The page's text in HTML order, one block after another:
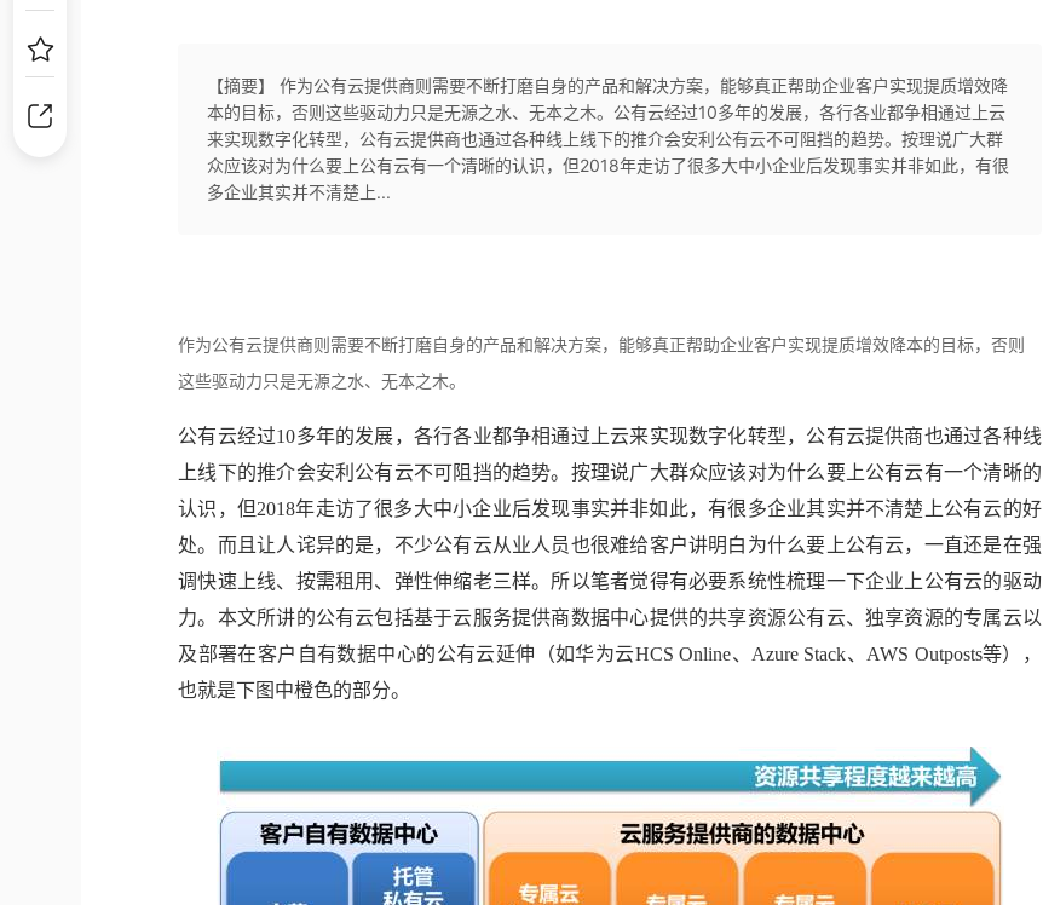
【摘要】 作为公有云提供商则需要不断打磨自身的产品和解决方案，能够真正帮助企业客户实现提质增效降
本的目标，否则这些驱动力只是无源之水、无本之木。公有云经过10多年的发展，各行各业都争相通过上云
来实现数字化转型，公有云提供商也通过各种线上线下的推介会安利公有云不可阻挡的趋势。按理说广大群
众应该对为什么要上公有云有一个清晰的认识，但2018年走访了很多大中小企业后发现事实并非如此，有很
多企业其实并不清楚上...
作为公有云提供商则需要不断打磨自身的产品和解决方案，能够真正帮助企业客户实现提质增效降本的目标，否则
这些驱动力只是无源之水、无本之木。
公有云经过10多年的发展，各行各业都争相通过上云来实现数字化转型，公有云提供商也通过各种线
上线下的推介会安利公有云不可阻挡的趋势。按理说广大群众应该对为什么要上公有云有一个清晰的
认识，但2018年走访了很多大中小企业后发现事实并非如此，有很多企业其实并不清楚上公有云的好
处。而且让人诧异的是，不少公有云从业人员也很难给客户讲明白为什么要上公有云，一直还是在强
调快速上线、按需租用、弹性伸缩老三样。所以笔者觉得有必要系统性梳理一下企业上公有云的驱动
力。本文所讲的公有云包括基于云服务提供商数据中心提供的共享资源公有云、独享资源的专属云以
及部署在客户自有数据中心的公有云延伸（如华为云HCS Online、Azure Stack、AWS Outposts等），
也就是下图中橙色的部分。